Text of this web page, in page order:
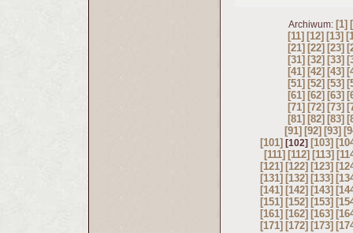
Archiwum: [1]
[11] [12] [13]
[21] [22] [23]
[31] [32] [33]
[41] [42] [43]
[51] [52] [53]
[61] [62] [63]
[71] [72] [73]
[81] [82] [83]
[91] [92] [93]
[101] [102] [103]
[111] [112] [113]
[121] [122] [123]
[131] [132] [133]
[141] [142] [143]
[151] [152] [153]
[161] [162] [163]
[171] [172] [173]